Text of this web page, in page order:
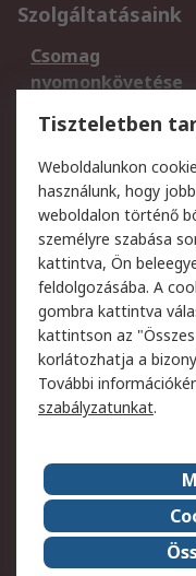
Szolgáltatásaink
Csomag
nyomonkövetése
Regisztráció
Szolgáltatások
Jogi
Adatvédelmi
szabályzat
Cookie szabályzat
Webhelyre
feltételek
Rólunk
Karrier
Tiszteletben
Weboldalunkon
használunk, hogy
weboldalon történő
személyre szabása
kattintva, Ön
feldolgozásába. A
gombra kattintva
kattintson az
korlátozhatja a
További
szabályzatunkat.